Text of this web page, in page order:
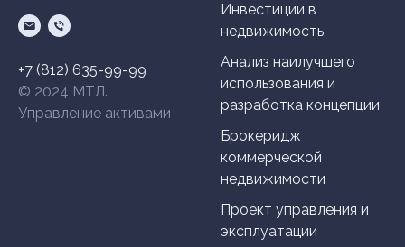
+7 (812) 635-99-99
© 2024 МТЛ.
Управление активами
Инвестиции в
недвижимость
Анализ наилучшего
использования и
разработка концепции
Брокеридж
коммерческой
недвижимости
Проект управления и
эксплуатации